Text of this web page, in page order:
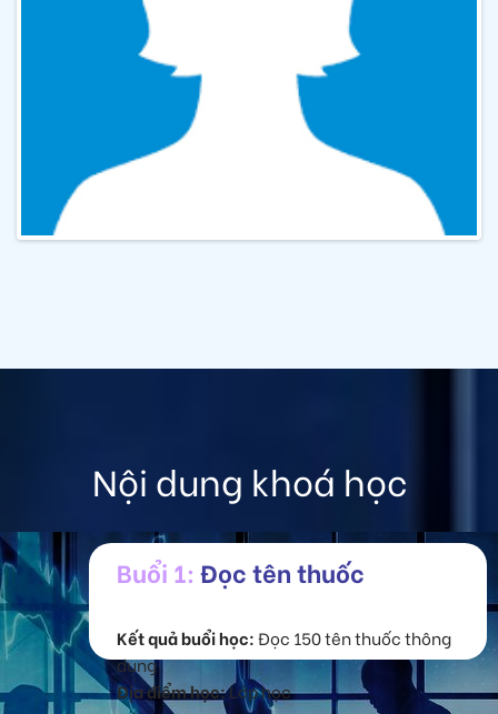
Nội dung khoá học
Buổi 1: Đọc tên thuốc
Kết quả buổi học:Đọc 150 tên thuốc thông
dụng
Địa điểm học:Lớp học